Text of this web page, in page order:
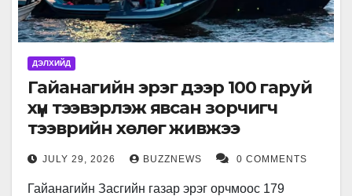
ДЭЛХИЙД
Гайанагийн эрэг дээр 100 гаруй
хүн тээвэрлэж явсан зорчигч
тээврийн хөлөг живжээ
JULY 29, 2026 BUZZNEWS 0 COMMENTS
Гайанагийн Засгийн газар эрэг орчмоос 179